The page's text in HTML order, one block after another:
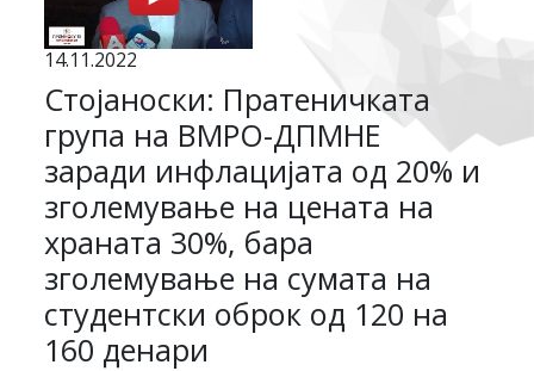
14.11.2022
Стојаноски: Пратеничката
група на ВМРО-ДПМНЕ
заради инфлацијата од 20% и
зголемување на цената на
храната 30%, бара
зголемување на сумата на
студентски оброк од 120 на
160 денари